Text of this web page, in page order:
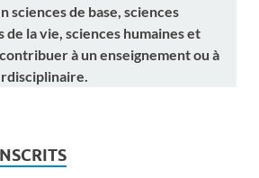
sciences de base, sciences
de la vie, sciences humaines et
à un enseignement ou à